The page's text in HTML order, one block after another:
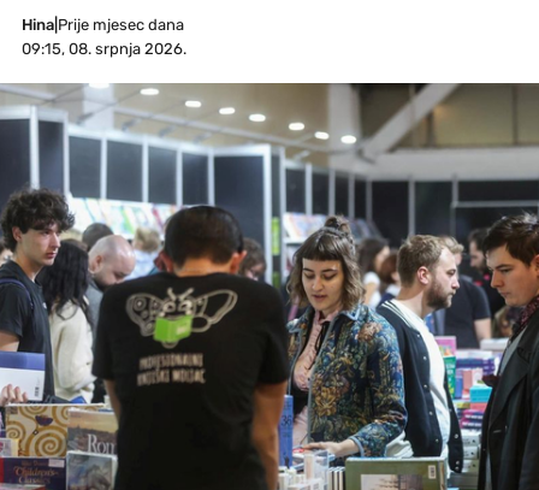
Hina
Prije mjesec dana
09:15, 08. srpnja 2026.